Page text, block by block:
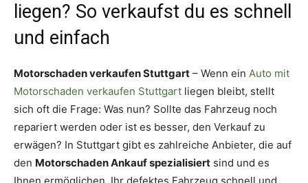
liegen? So verkaufst du es schnell
und einfach
Motorschaden verkaufen Stuttgart – Wenn ein Auto mit
Motorschaden verkaufen Stuttgart liegen bleibt, stellt
sich oft die Frage: Was nun? Sollte das Fahrzeug noch
repariert werden oder ist es besser, den Verkauf zu
erwägen? In Stuttgart gibt es zahlreiche Anbieter, die auf
den Motorschaden Ankauf spezialisiert sind und es